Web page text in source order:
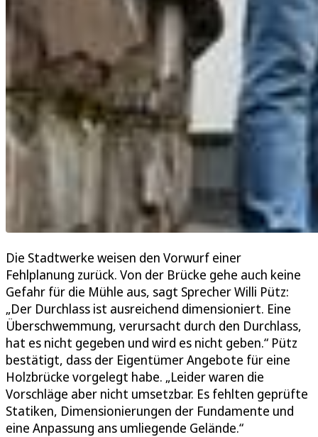
Die Stadtwerke weisen den Vorwurf einer
Fehlplanung zurück. Von der Brücke gehe auch keine
Gefahr für die Mühle aus, sagt Sprecher Willi Pütz:
„Der Durchlass ist ausreichend dimensioniert. Eine
Überschwemmung, verursacht durch den Durchlass,
hat es nicht gegeben und wird es nicht geben.“ Pütz
bestätigt, dass der Eigentümer Angebote für eine
Holzbrücke vorgelegt habe. „Leider waren die
Vorschläge aber nicht umsetzbar. Es fehlten geprüfte
Statiken, Dimensionierungen der Fundamente und
eine Anpassung ans umliegende Gelände.“